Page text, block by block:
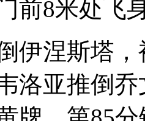
前8米处飞
伊涅斯塔
洛亚推倒